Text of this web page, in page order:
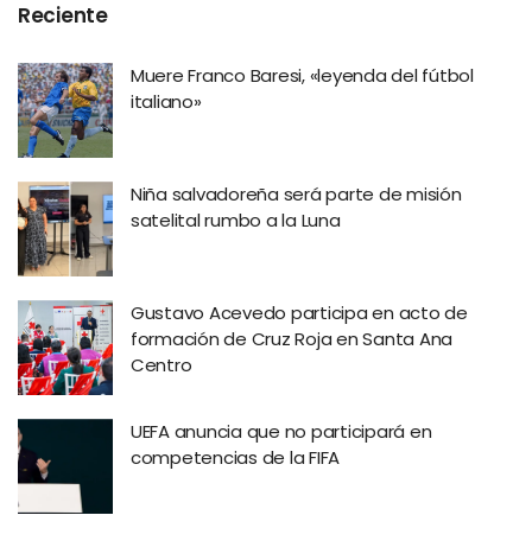
Reciente
Muere Franco Baresi, «leyenda del fútbol
italiano»
Niña salvadoreña será parte de misión
satelital rumbo a la Luna
Gustavo Acevedo participa en acto de
formación de Cruz Roja en Santa Ana
Centro
UEFA anuncia que no participará en
competencias de la FIFA